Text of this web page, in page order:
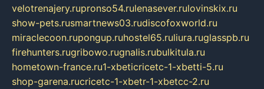
velotrenajery.rupronso54.rulenasever.rulovinskix.ru
show-pets.rusmartnews03.rudiscofoxworld.ru
miraclecoon.rupongup.ruhostel65.ruliura.ruglasspb.ru
firehunters.rugribowo.rugnalis.rubulkitula.ru
hometown-france.ru1-xbeticricetc-1-xbetti-5.ru
shop-garena.rucricetc-1-xbetr-1-xbetcc-2.ru